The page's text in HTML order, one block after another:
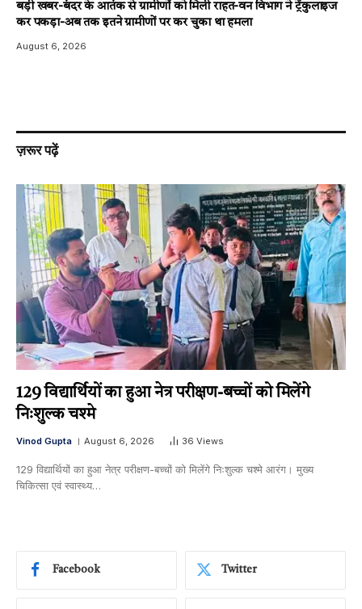
बड़ी खबर-बंदर के आतंक से ग्रामीणों को मिली राहत-वन विभाग ने ट्रेंकुलाइज
कर पकड़ा-अब तक इतने ग्रामीणों पर कर चुका था हमला
August 6, 2026
ज़रूर पढ़ें
129 विद्यार्थियों का हुआ नेत्र परीक्षण-बच्चों को मिलेंगे
निःशुल्क चश्मे
Vinod Gupta August 6, 2026 36 Views
129 विद्यार्थियों का हुआ नेत्र परीक्षण-बच्चों को मिलेंगे निःशुल्क चश्मे आरंग। मुख्य
चिकित्सा एवं स्वास्थ्य…
Facebook Twitter